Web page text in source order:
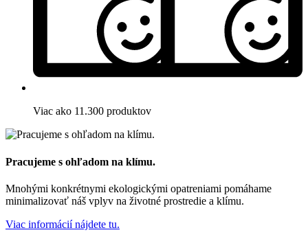
Viac ako 11.300 produktov
Pracujeme s ohľadom na klímu.
Mnohými konkrétnymi ekologickými opatreniami pomáhame
minimalizovať náš vplyv na životné prostredie a klímu.
Viac informácií nájdete tu.